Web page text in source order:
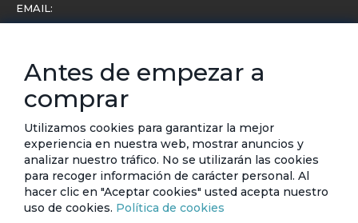
EMAIL:
Conoce toda la información sobre últimas colecciones,
eventos y ofertas.
Subscríbete a nuestro newsletter
SUSCRIBIRSE
Antes de empezar a
comprar
Utilizamos cookies para garantizar la mejor
experiencia en nuestra web, mostrar anuncios y
analizar nuestro tráfico. No se utilizarán las cookies
para recoger información de carácter personal. Al
hacer clic en "Aceptar cookies" usted acepta nuestro
uso de cookies. Política de cookies